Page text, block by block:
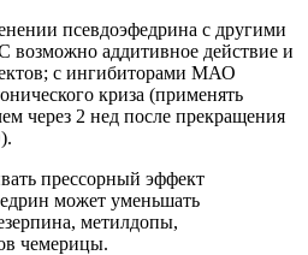
псевдоэфедрина с другими
аддитивное действие и
с ингибиторами МАО
криза (применять
через 2 нед после прекращения
прессорный эффект
может уменьшать
метилдопы,
чемерицы.